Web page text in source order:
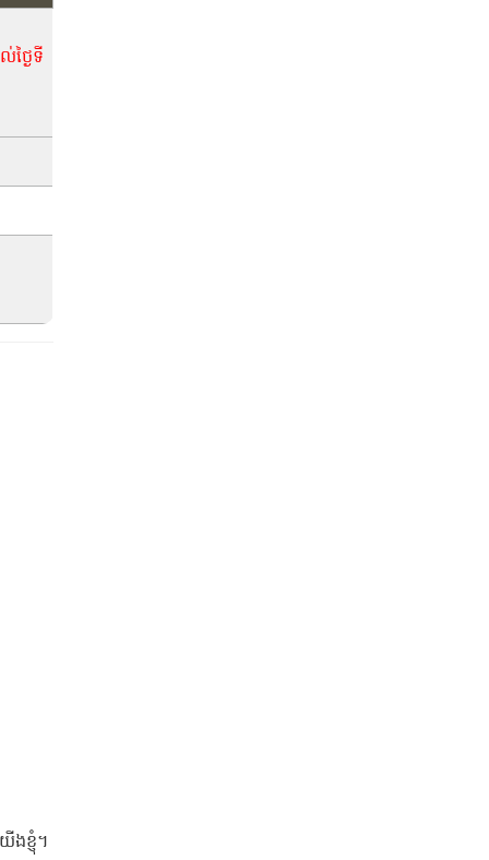
ថ្ងៃទី
ងខ្ញុំ។